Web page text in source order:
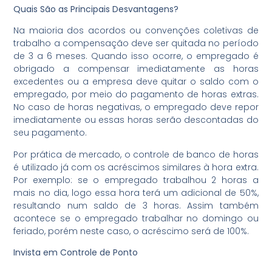
Quais São as Principais Desvantagens?
Na maioria dos acordos ou convenções coletivas de
trabalho a compensação deve ser quitada no período
de 3 a 6 meses. Quando isso ocorre, o empregado é
obrigado a compensar imediatamente as horas
excedentes ou a empresa deve quitar o saldo com o
empregado, por meio do pagamento de horas extras.
No caso de horas negativas, o empregado deve repor
imediatamente ou essas horas serão descontadas do
seu pagamento.
Por prática de mercado, o controle de banco de horas
é utilizado já com os acréscimos similares à hora extra.
Por exemplo: se o empregado trabalhou 2 horas a
mais no dia, logo essa hora terá um adicional de 50%,
resultando num saldo de 3 horas. Assim também
acontece se o empregado trabalhar no domingo ou
feriado, porém neste caso, o acréscimo será de 100%.
Invista em Controle de Ponto